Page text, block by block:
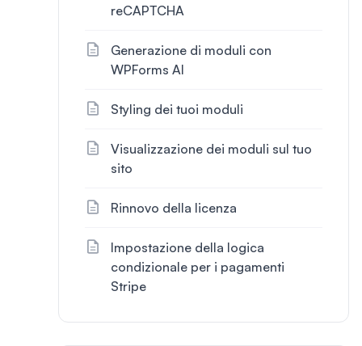
reCAPTCHA
Generazione di moduli con
WPForms AI
Styling dei tuoi moduli
Visualizzazione dei moduli sul tuo
sito
Rinnovo della licenza
Impostazione della logica
condizionale per i pagamenti
Stripe